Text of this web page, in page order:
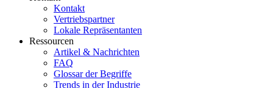
Kontakt
Vertriebspartner
Lokale Repräsentanten
Ressourcen
Artikel & Nachrichten
FAQ
Glossar der Begriffe
Trends in der Industrie